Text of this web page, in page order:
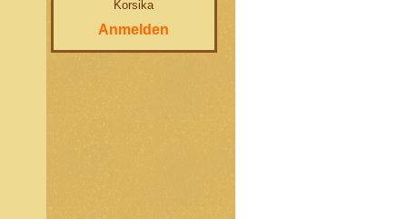
Korsika
Anmelden